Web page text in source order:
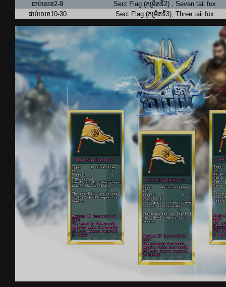
ជាប់លេខ2-9
Sect Flag (កម្រិតទី2)​ , Seven tail​​ fox
ជាប់លេខ10-30
Sect Flag (កម្រិតទី3)​, Three tail fox